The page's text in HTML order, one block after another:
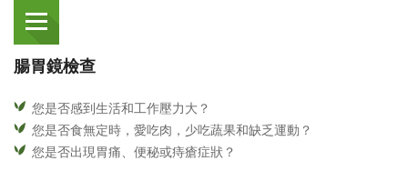
腸胃鏡檢查
您是否感到生活和工作壓力大？
您是否食無定時，愛吃肉，少吃蔬果和缺乏運動？
您是否出現胃痛、便秘或痔瘡症狀？